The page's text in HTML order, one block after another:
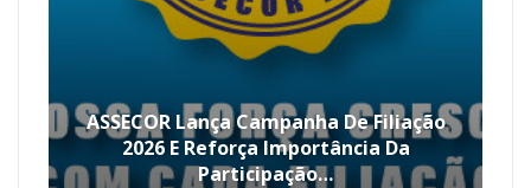
ASSECOR Lança Campanha De Filiação
2026 E Reforça Importância Da
Participação…